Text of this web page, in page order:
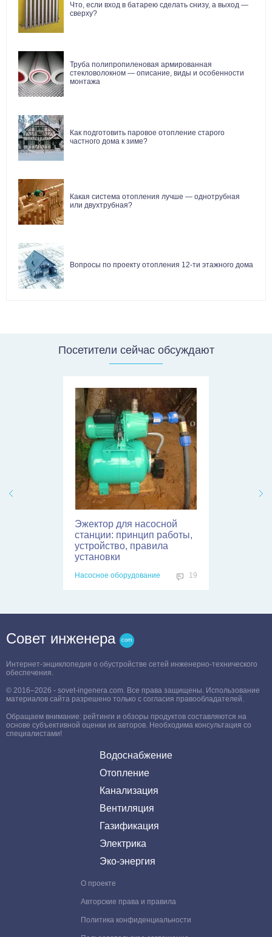
Что, если вход в батарею сделать снизу, а выход —
сверху?
Труба полипропиленовая армированная
стекловолокном — описание, виды и особенности
монтажа
Как подготовить паровое отопление старого
частного дома к зиме?
Какая система отопления лучше — однотрубная
или двухтрубная?
Вопросы по проекту отопления 12-ти этажного дома
Посетители сейчас обсуждают
Эжектор для насосной
станции: принцип работы,
устройство, правила
установки
Насосное оборудование 19
Совет инженера
Интернет-энциклопедия о обустройстве сетей инженерно-технического
обеспечения.
© 2016–2026 - sovet-ingenera.com. Все права защищены. Использование
материалов сайта разрешено только с согласия правообладателей.
Обращаем внимание: рейтинги и обзоры продуктов составляются на
основе субъективной оценки их авторов. Необходима консультация со
специалистами!
Водоснабжение
Отопление
Канализация
Вентиляция
Газификация
Электрика
Эко-энергия
О проекте
Авторские права и правила
Политика конфиденциальности